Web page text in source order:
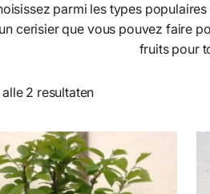
parmi les types
cerisier que vous pouvez faire
fruits pour
2 resultaten